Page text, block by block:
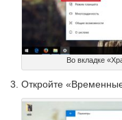
Во вкладке
Откройте